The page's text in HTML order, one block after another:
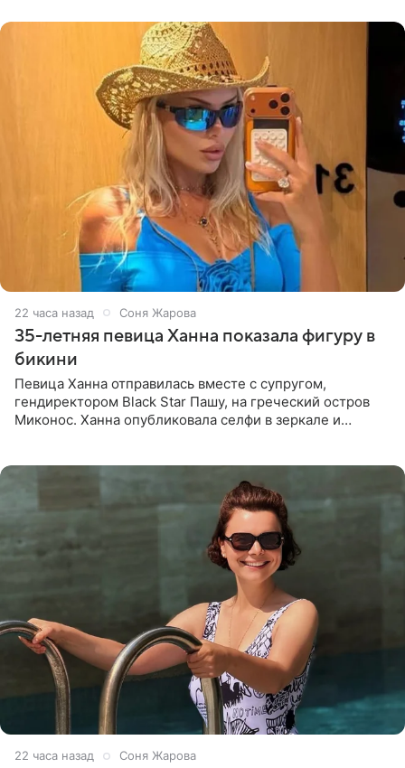
22 часа назад Соня Жарова
35-летняя певица Ханна показала фигуру в
бикини
Певица Ханна отправилась вместе с супругом,
гендиректором Black Star Пашу, на греческий остров
Миконос. Ханна опубликовала селфи в зеркале и
22 часа назад Соня Жарова